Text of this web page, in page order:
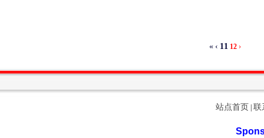
« ‹ 11 12 ›
站点首页 联